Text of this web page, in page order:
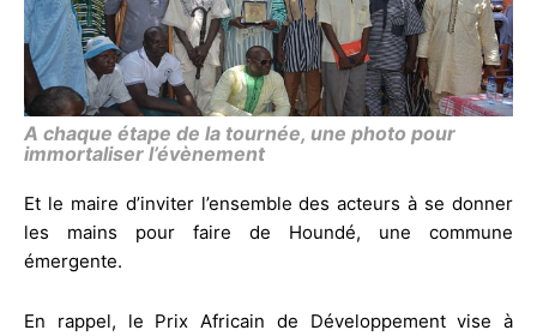
A chaque étape de la tournée, une photo pour
immortaliser l’évènement
Et le maire d’inviter l’ensemble des acteurs à se donner
les mains pour faire de Houndé, une commune
émergente.
En rappel, le Prix Africain de Développement vise à